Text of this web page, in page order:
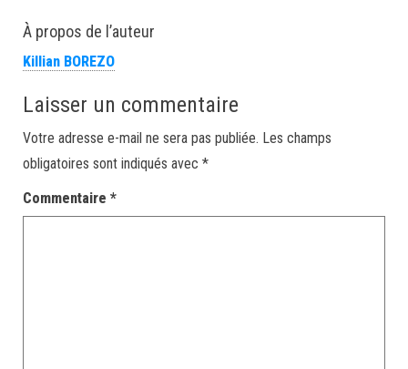
À propos de l’auteur
Killian BOREZO
Laisser un commentaire
Votre adresse e-mail ne sera pas publiée. Les champs
obligatoires sont indiqués avec *
Commentaire *